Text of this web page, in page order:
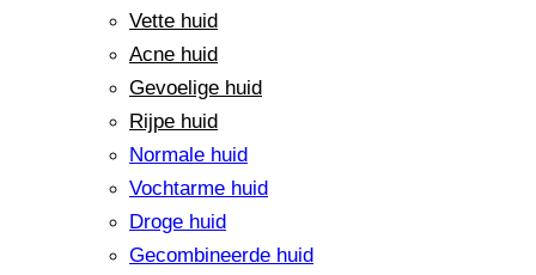
Vette huid
Acne huid
Gevoelige huid
Rijpe huid
Normale huid
Vochtarme huid
Droge huid
Gecombineerde huid